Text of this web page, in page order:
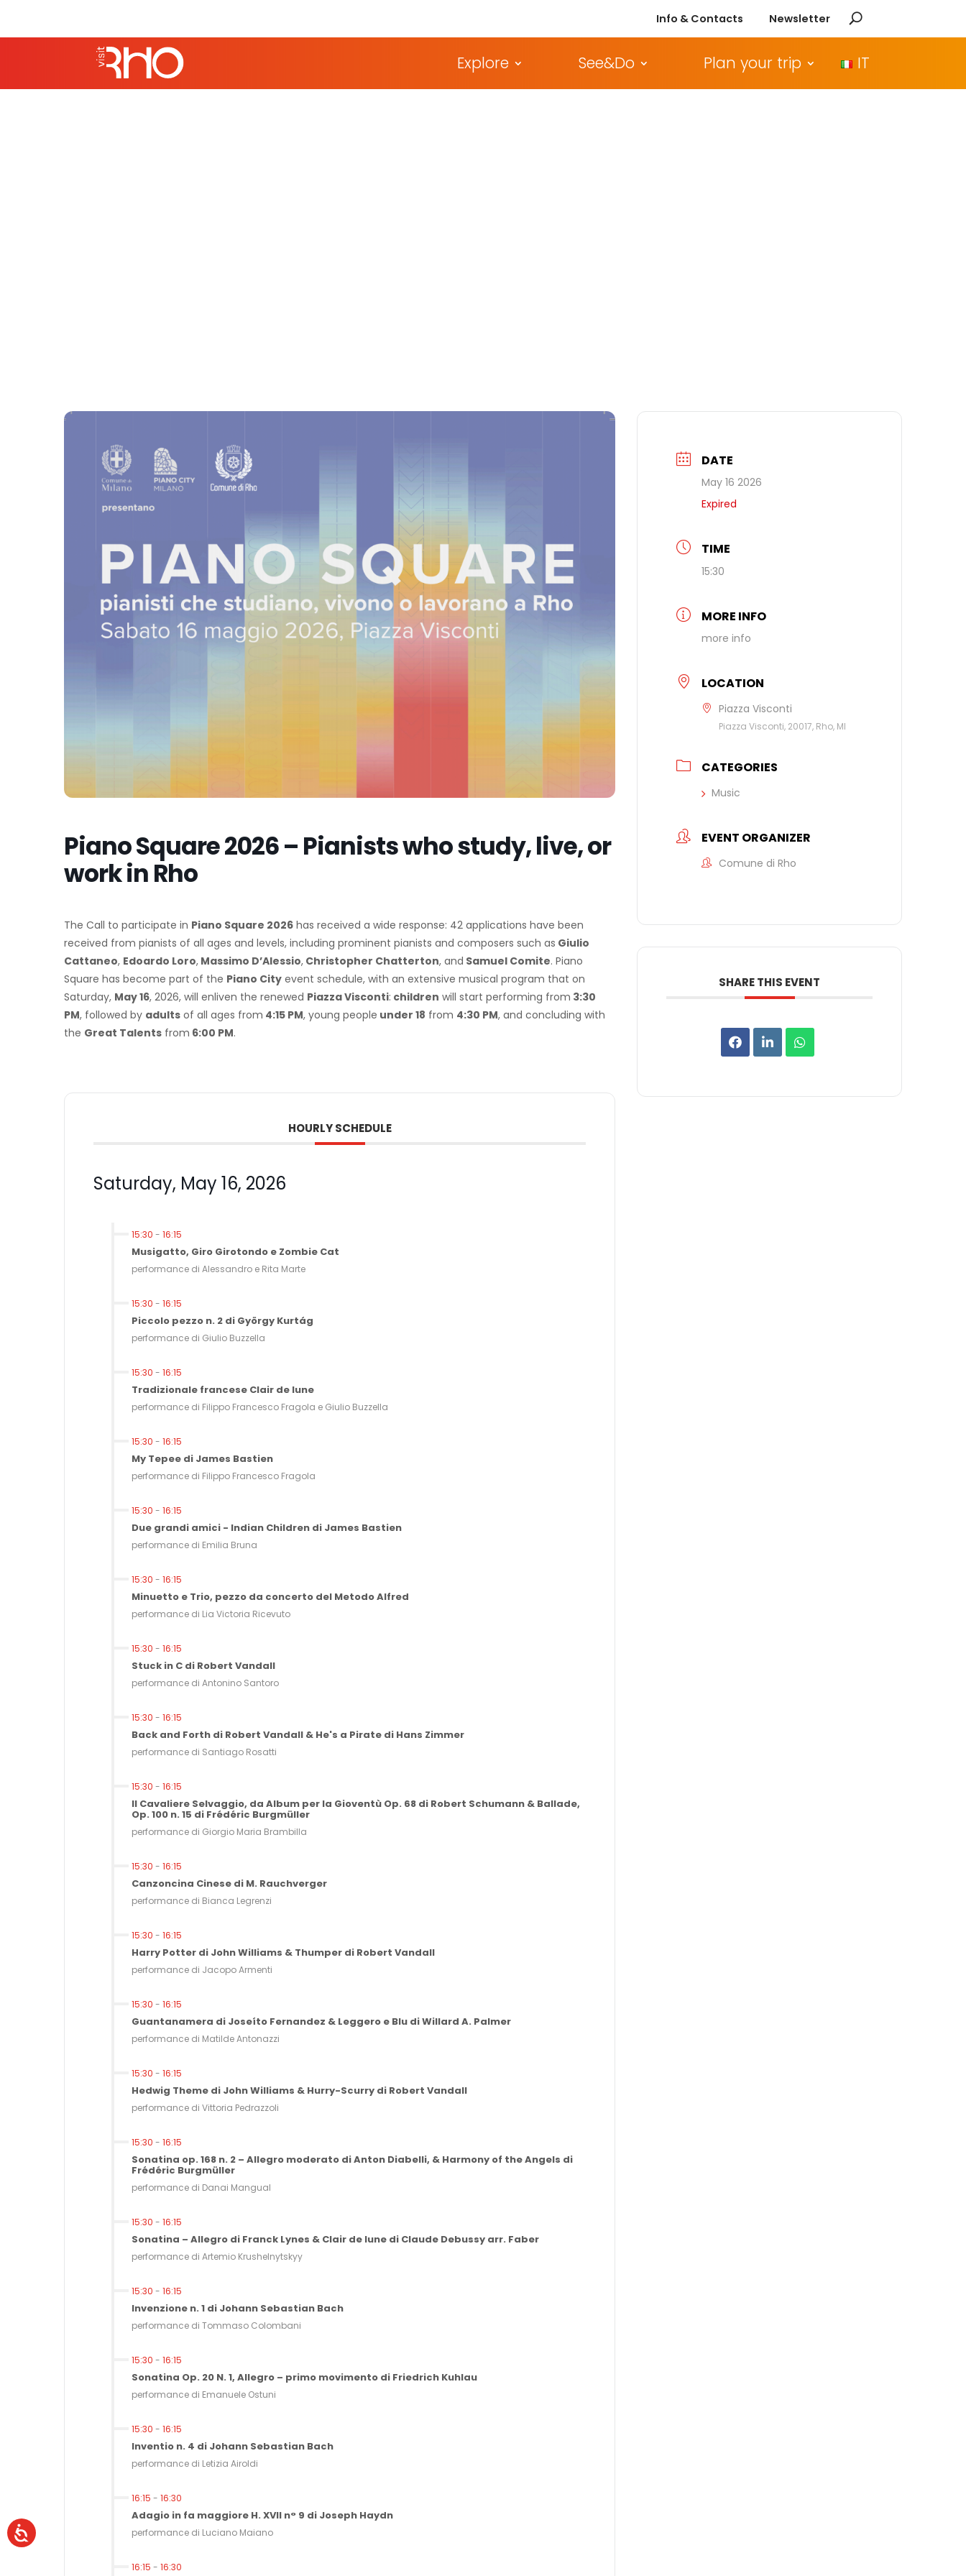
Info & Contacts Newsletter
Explore See&Do Plan your trip IT
Piano Square 2026 – Pianists who study, live, or
work in Rho
The Call to participate in Piano Square 2026 has received a wide response: 42 applications have been
received from pianists of all ages and levels, including prominent pianists and composers such as Giulio
Cattaneo, Edoardo Loro, Massimo D’Alessio, Christopher Chatterton, and Samuel Comite. Piano
Square has become part of the Piano City event schedule, with an extensive musical program that on
Saturday, May 16, 2026, will enliven the renewed Piazza Visconti: children will start performing from 3:30
PM, followed by adults of all ages from 4:15 PM, young people under 18 from 4:30 PM, and concluding with
the Great Talents from 6:00 PM.
HOURLY SCHEDULE
Saturday, May 16, 2026
15:30 - 16:15
Musigatto, Giro Girotondo e Zombie Cat
performance di Alessandro e Rita Marte
15:30 - 16:15
Piccolo pezzo n. 2 di György Kurtág
performance di Giulio Buzzella
15:30 - 16:15
Tradizionale francese Clair de lune
performance di Filippo Francesco Fragola e Giulio Buzzella
15:30 - 16:15
My Tepee di James Bastien
performance di Filippo Francesco Fragola
15:30 - 16:15
Due grandi amici - Indian Children di James Bastien
performance di Emilia Bruna
15:30 - 16:15
Minuetto e Trio, pezzo da concerto del Metodo Alfred
performance di Lia Victoria Ricevuto
15:30 - 16:15
Stuck in C di Robert Vandall
performance di Antonino Santoro
15:30 - 16:15
Back and Forth di Robert Vandall & He's a Pirate di Hans Zimmer
performance di Santiago Rosatti
15:30 - 16:15
Il Cavaliere Selvaggio, da Album per la Gioventù Op. 68 di Robert Schumann & Ballade,
Op. 100 n. 15 di Frédéric Burgmüller
performance di Giorgio Maria Brambilla
15:30 - 16:15
Canzoncina Cinese di M. Rauchverger
performance di Bianca Legrenzi
15:30 - 16:15
Harry Potter di John Williams & Thumper di Robert Vandall
performance di Jacopo Armenti
15:30 - 16:15
Guantanamera di Joseíto Fernandez & Leggero e Blu di Willard A. Palmer
performance di Matilde Antonazzi
15:30 - 16:15
Hedwig Theme di John Williams & Hurry-Scurry di Robert Vandall
performance di Vittoria Pedrazzoli
15:30 - 16:15
Sonatina op. 168 n. 2 – Allegro moderato di Anton Diabelli, & Harmony of the Angels di
Frédéric Burgmüller
performance di Danai Mangual
15:30 - 16:15
Sonatina – Allegro di Franck Lynes & Clair de lune di Claude Debussy arr. Faber
performance di Artemio Krushelnytskyy
15:30 - 16:15
Invenzione n. 1 di Johann Sebastian Bach
performance di Tommaso Colombani
15:30 - 16:15
Sonatina Op. 20 N. 1, Allegro – primo movimento di Friedrich Kuhlau
performance di Emanuele Ostuni
15:30 - 16:15
Inventio n. 4 di Johann Sebastian Bach
performance di Letizia Airoldi
16:15 - 16:30
Adagio in fa maggiore H. XVII n° 9 di Joseph Haydn
performance di Luciano Maiano
16:15 - 16:30
DATE
May 16 2026
Expired
TIME
15:30
MORE INFO
more info
LOCATION
Piazza Visconti
Piazza Visconti, 20017, Rho, MI
CATEGORIES
Music
EVENT ORGANIZER
Comune di Rho
SHARE THIS EVENT